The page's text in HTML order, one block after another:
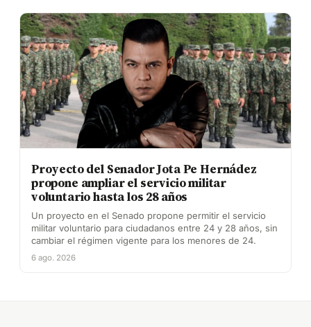
Proyecto del Senador Jota Pe Hernádez
propone ampliar el servicio militar
voluntario hasta los 28 años
Un proyecto en el Senado propone permitir el servicio
militar voluntario para ciudadanos entre 24 y 28 años, sin
cambiar el régimen vigente para los menores de 24.
6 ago. 2026